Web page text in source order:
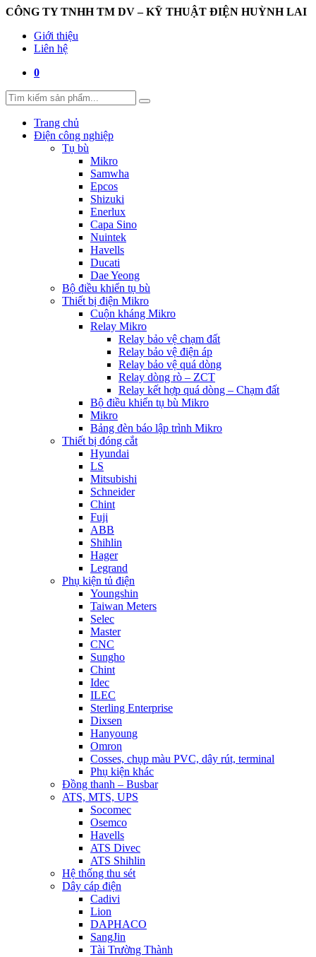
CÔNG TY TNHH TM DV – KỸ THUẬT ĐIỆN HUỲNH LAI
Giới thiệu
Liên hệ
0
Trang chủ
Điện công nghiệp
Tụ bù
Mikro
Samwha
Epcos
Shizuki
Enerlux
Capa Sino
Nuintek
Havells
Ducati
Dae Yeong
Bộ điều khiển tụ bù
Thiết bị điện Mikro
Cuộn kháng Mikro
Relay Mikro
Relay bảo vệ chạm đất
Relay bảo vệ điện áp
Relay bảo vệ quá dòng
Relay dòng rò – ZCT
Relay kết hợp quá dòng – Chạm đất
Bộ điều khiển tụ bù Mikro
Mikro
Bảng đèn báo lập trình Mikro
Thiết bị đóng cắt
Hyundai
LS
Mitsubishi
Schneider
Chint
Fuji
ABB
Shihlin
Hager
Legrand
Phụ kiện tủ điện
Youngshin
Taiwan Meters
Selec
Master
CNC
Sungho
Chint
Idec
ILEC
Sterling Enterprise
Dixsen
Hanyoung
Omron
Cosses, chụp màu PVC, dây rút, terminal
Phụ kiện khác
Đồng thanh – Busbar
ATS, MTS, UPS
Socomec
Osemco
Havells
ATS Divec
ATS Shihlin
Hệ thống thu sét
Dây cáp điện
Cadivi
Lion
DAPHACO
SangJin
Tài Trường Thành